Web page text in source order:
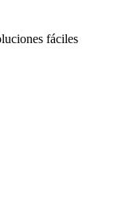
fáciles